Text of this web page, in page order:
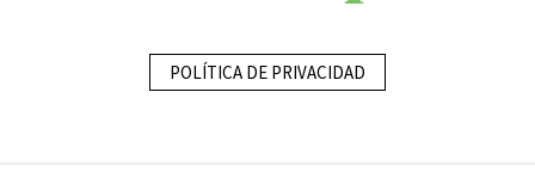
POLÍTICA DE PRIVACIDAD